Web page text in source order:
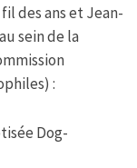
des ans et Jean-
sein de la
:
Dog-